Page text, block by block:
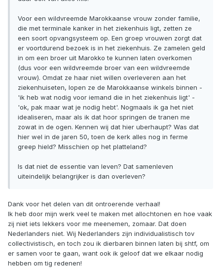
Voor een wildvreemde Marokkaanse vrouw zonder familie,
die met terminale kanker in het ziekenhuis ligt, zetten ze
een soort opvangsysteem op. Een groep vrouwen zorgt dat
er voortdurend bezoek is in het ziekenhuis. Ze zamelen geld
in om een broer uit Marokko te kunnen laten overkomen
(dus voor een wildvreemde broer van een wildvreemde
vrouw). Omdat ze haar niet willen overleveren aan het
ziekenhuiseten, lopen ze de Marokkaanse winkels binnen -
'ik heb wat nodig voor iemand die in het ziekenhuis ligt' -
'ok, pak maar wat je nodig hebt'. Nogmaals ik ga het niet
idealiseren, maar als ik dat hoor springen de tranen me
zowat in de ogen. Kennen wij dat hier uberhaupt? Was dat
hier wel in de jaren 50, toen de kerk alles nog in ferme
greep hield? Misschien op het platteland?
Is dat niet de essentie van leven? Dat samenleven
uiteindelijk belangrijker is dan overleven?
Dank voor het delen van dit ontroerende verhaal!
Ik heb door mijn werk veel te maken met allochtonen en hoe vaak
zij niet iets lekkers voor me meenemen, zomaar. Dat doen
Nederlanders niet. Wij Nederlanders zijn individualistisch tov
collectivistisch, en toch zou ik dierbaren binnen laten bij shtf, om
er samen voor te gaan, want ook ik geloof dat we elkaar nodig
hebben om tig redenen!